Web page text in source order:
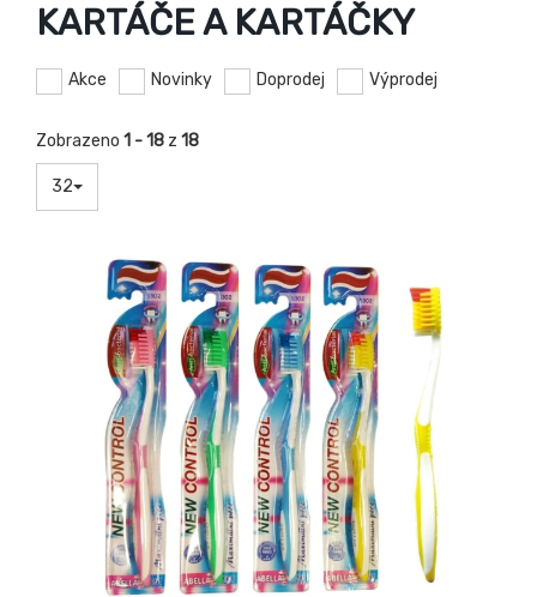
KARTÁČE A KARTÁČKY
Akce Novinky Doprodej Výprodej
Zobrazeno 1 - 18 z 18
32